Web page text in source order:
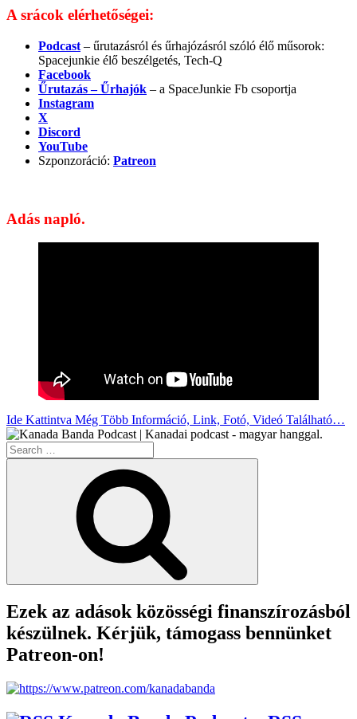
A srácok elérhetőségei:
Podcast – űrutazásról és űrhajózásról szóló élő műsorok:
Spacejunkie élő beszélgetés, Tech-Q
Facebook
Űrutazás – Űrhajók – a SpaceJunkie Fb csoportja
Instagram
X
Discord
YouTube
Szponzoráció: Patreon
Adás napló.
Ide Kattintva Még Több Információ, Link, Fotó, Videó Található…
Search
for:
Ezek az adások közösségi finanszírozásból
készülnek. Kérjük, támogass bennünket
Patreon-on!